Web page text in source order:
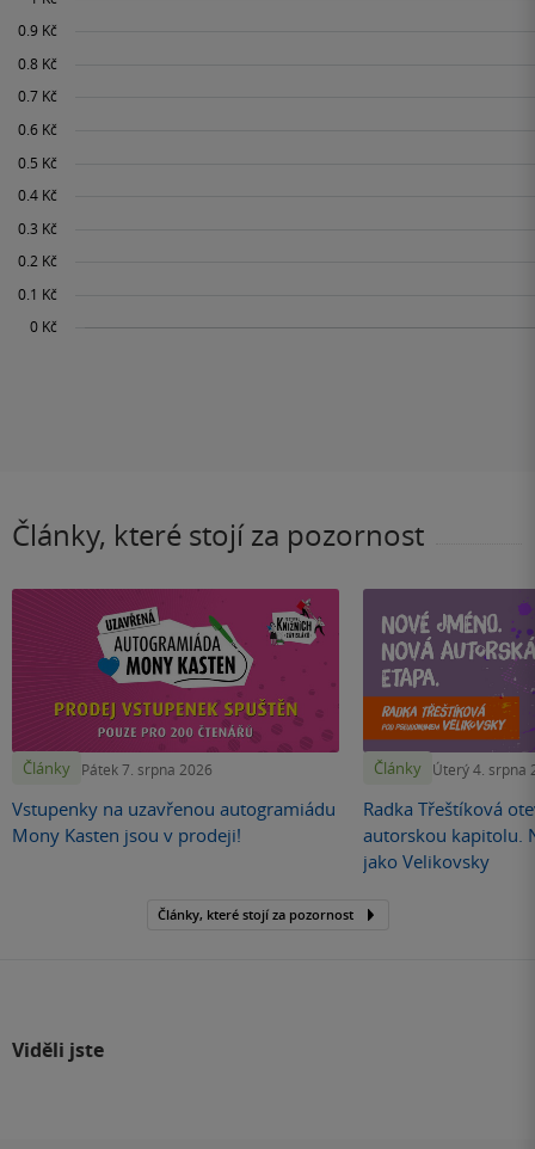
Články, které stojí za pozornost
Články Pátek 7. srpna 2026
Vstupenky na uzavřenou autogramiádu
Mony Kasten jsou v prodeji!
Články Úterý 4. srpna
Radka Třeštíková
autorskou kapitolu.
jako Velikovsky
Články, které stojí za pozornost
Viděli jste